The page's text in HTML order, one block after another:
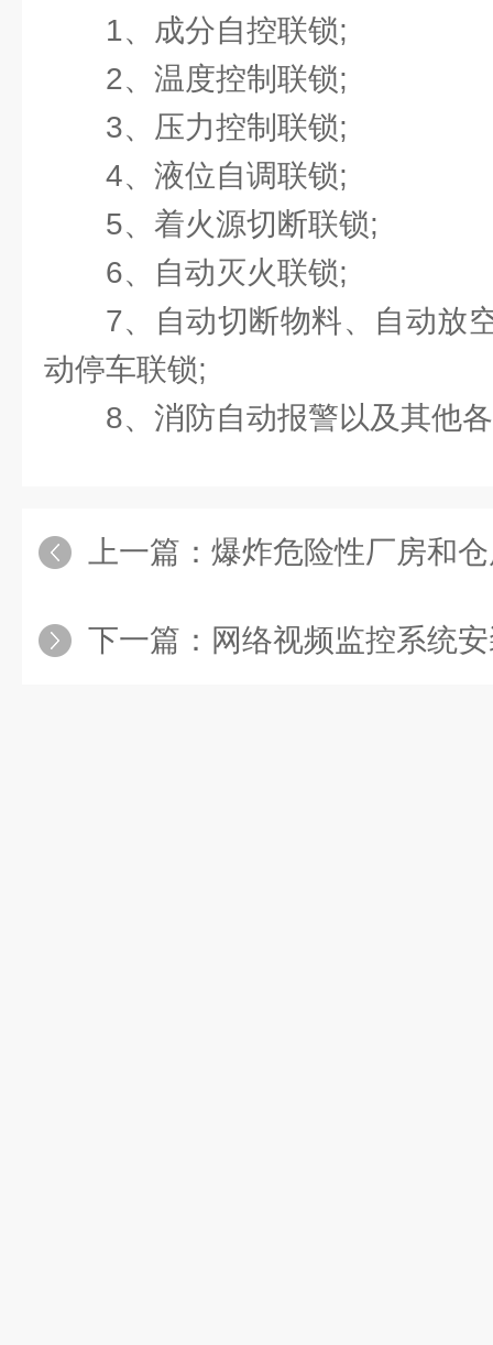
1、成分自控联锁;
2、温度控制联锁;
3、压力控制联锁;
4、液位自调联锁;
5、着火源切断联锁;
6、自动灭火联锁;
7、自动切断物料、自动放
动停车联锁;
8、消防自动报警以及其他
上一篇： 爆炸危险性厂房和
下一篇： 网络视频监控系统安装，